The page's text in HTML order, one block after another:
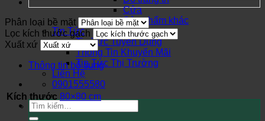
Cửa
Sản phẩm khác
Tin Tức
Tin Tức Tuyển Dụng
Thông Tin Khuyến Mãi
Tin Tức Thị Trường
Liên Hệ
0901555580
Tìm
kiếm:
Phân loại bề mặt
Lọc kích thước gạch
Xuất xứ
Thông tin bổ sung
Kích thước 80×80 cm